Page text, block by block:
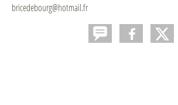
bricedebourg@hotmail.fr